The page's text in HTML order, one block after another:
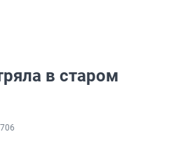
в старом